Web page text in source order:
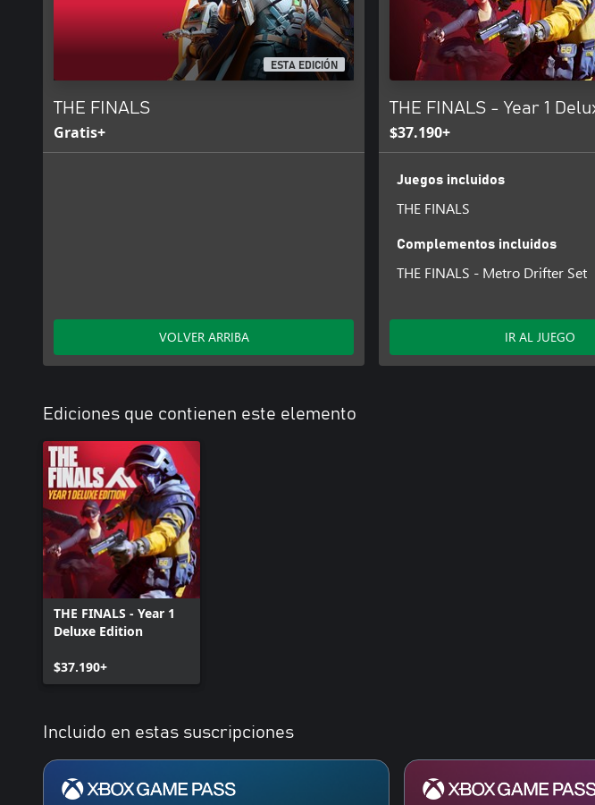
ESTA EDICIÓN
THE FINALS
Gratis+
VOLVER ARRIBA
THE FINALS - Year 1
$37.190+
Juegos incluidos
THE FINALS
Complementos incluidos
THE FINALS - Metro Drifter Set
IR AL JUEGO
Ediciones que contienen este elemento
THE FINALS - Year 1
Deluxe Edition
$37.190+
Incluido en estas suscripciones